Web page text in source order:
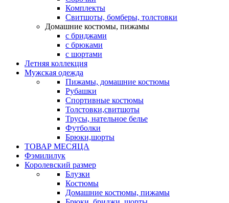
Комплекты
Свитшоты, бомберы, толстовки
Домашние костюмы, пижамы
с бриджами
с брюками
с шортами
Летняя коллекция
Мужская одежда
Пижамы, домашние костюмы
Рубашки
Спортивные костюмы
Толстовки,свитшоты
Трусы, нательное белье
Футболки
Брюки,шорты
ТОВАР МЕСЯЦА
Фэмилилук
Королевский размер
Блузки
Костюмы
Домашние костюмы, пижамы